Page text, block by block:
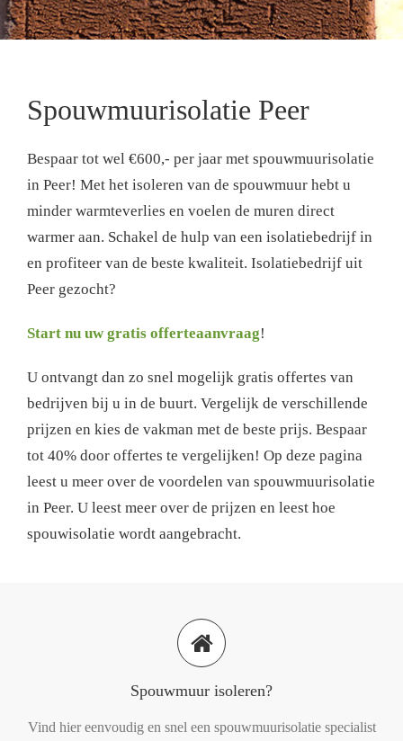
Spouwmuurisolatie Peer
Bespaar tot wel €600,- per jaar met spouwmuurisolatie
in Peer! Met het isoleren van de spouwmuur hebt u
minder warmteverlies en voelen de muren direct
warmer aan. Schakel de hulp van een isolatiebedrijf in
en profiteer van de beste kwaliteit. Isolatiebedrijf uit
Peer gezocht?
Start nu uw gratis offerteaanvraag!
U ontvangt dan zo snel mogelijk gratis offertes van
bedrijven bij u in de buurt. Vergelijk de verschillende
prijzen en kies de vakman met de beste prijs. Bespaar
tot 40% door offertes te vergelijken! Op deze pagina
leest u meer over de voordelen van spouwmuurisolatie
in Peer. U leest meer over de prijzen en leest hoe
spouwisolatie wordt aangebracht.
Spouwmuur isoleren?
Vind hier eenvoudig en snel een spouwmuurisolatie specialist